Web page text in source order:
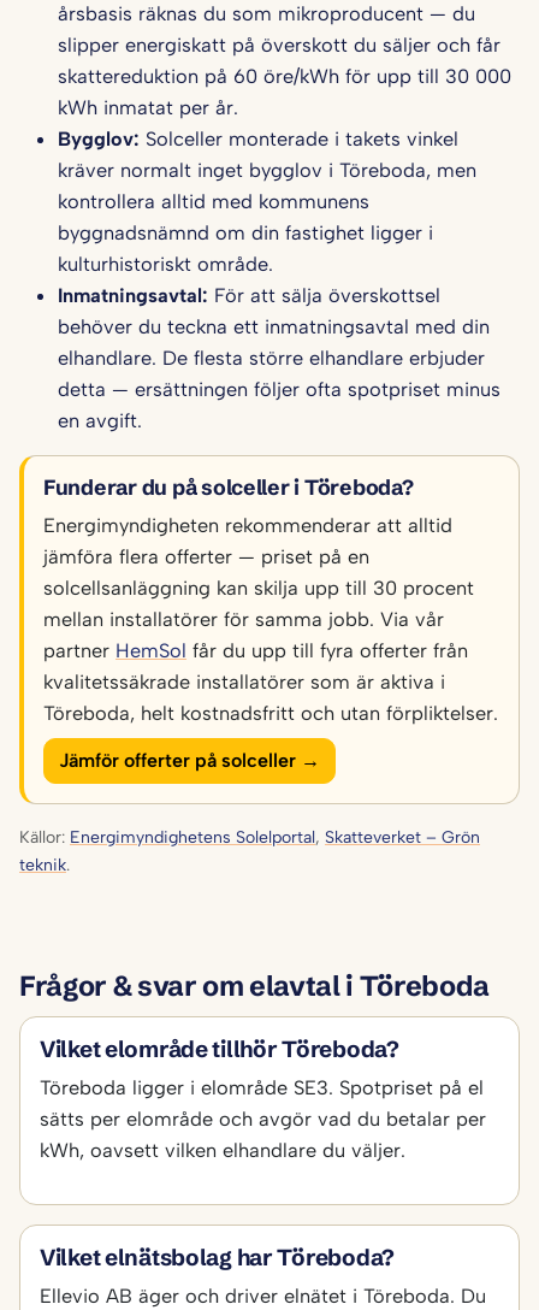
årsbasis räknas du som mikroproducent — du
slipper energiskatt på överskott du säljer och får
skattereduktion på 60 öre/kWh för upp till 30 000
kWh inmatat per år.
Bygglov: Solceller monterade i takets vinkel
kräver normalt inget bygglov i Töreboda, men
kontrollera alltid med kommunens
byggnadsnämnd om din fastighet ligger i
kulturhistoriskt område.
Inmatningsavtal: För att sälja överskottsel
behöver du teckna ett inmatningsavtal med din
elhandlare. De flesta större elhandlare erbjuder
detta — ersättningen följer ofta spotpriset minus
en avgift.
Funderar du på solceller i Töreboda?
Energimyndigheten rekommenderar att alltid
jämföra flera offerter — priset på en
solcellsanläggning kan skilja upp till 30 procent
mellan installatörer för samma jobb. Via vår
partner HemSol får du upp till fyra offerter från
kvalitetssäkrade installatörer som är aktiva i
Töreboda, helt kostnadsfritt och utan förpliktelser.
Jämför offerter på solceller →
Källor: Energimyndighetens Solelportal, Skatteverket – Grön
teknik.
Frågor & svar om elavtal i Töreboda
Vilket elområde tillhör Töreboda?
Töreboda ligger i elområde SE3. Spotpriset på el
sätts per elområde och avgör vad du betalar per
kWh, oavsett vilken elhandlare du väljer.
Vilket elnätsbolag har Töreboda?
Ellevio AB äger och driver elnätet i Töreboda. Du